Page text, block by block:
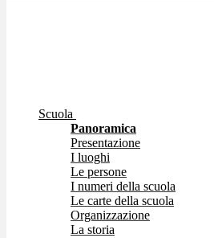
Scuola
Panoramica
Presentazione
I luoghi
Le persone
I numeri della scuola
Le carte della scuola
Organizzazione
La storia